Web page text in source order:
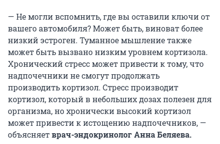
— Не могли вспомнить, где вы оставили ключи от
вашего автомобиля? Может быть, виноват более
низкий эстроген. Туманное мышление также
может быть вызвано низким уровнем кортизола.
Хронический стресс может привести к тому, что
надпочечники не смогут продолжать
производить кортизол. Стресс производит
кортизол, который в небольших дозах полезен для
организма, но хронически высокий кортизол
может привести к истощению надпочечников, —
объясняетврач-эндокринолог Анна Беляева.